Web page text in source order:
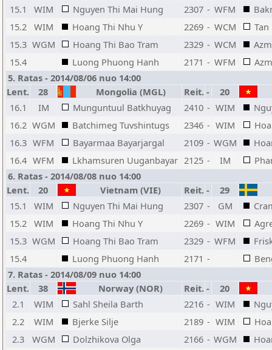
15.1 WIM Nguyen Thi Mai Hung 2307 - WFM
15.2 WIM Hoang Thi Nhu Y 2269 - WCM
15.3 WGM Hoang Thi Bao Tram 2329 - WCM
15.4
Luong Phuong Hanh 2171 - WFM
5. Ratas - 2014/08/06 nuo 14:00
Lent.
28 Mongolia (MGL) Reit. -
20
16.1
IM Munguntuul Batkhuyag 2410 - WIM
16.2 WGM Batchimeg Tuvshintugs 2346 - WIM
16.3 WFM Bayarmaa Bayarjargal 2109 - WGM
16.4 WFM Lkhamsuren Uuganbayar 2125 - IM
6. Ratas - 2014/08/08 nuo 14:00
Lent.
20 Vietnam (VIE) Reit. -
29
15.1
WIM Nguyen Thi Mai Hung 2307 - GM
15.2 WIM Hoang Thi Nhu Y 2269 - WIM
15.3 WGM Hoang Thi Bao Tram 2329 - WFM
15.4
Luong Phuong Hanh 2171 -
7. Ratas - 2014/08/09 nuo 14:00
Lent.
38 Norway (NOR) Reit. -
20
2.1
WIM Sahl Sheila Barth 2216 - WIM
2.2
WIM Bjerke Silje 2189 - WIM
2.3
WGM Dolzhikova Olga 2166 - WGM